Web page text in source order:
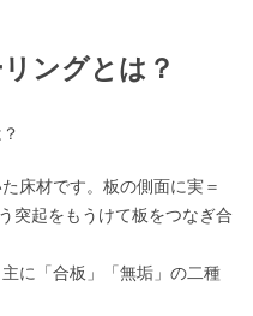
ングとは？
床材です。板の側面に実＝
突起をもうけて板をつなぎ合
に「合板」「無垢」の二種